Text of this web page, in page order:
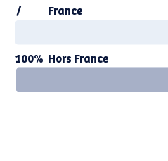
/ France
100% Hors France